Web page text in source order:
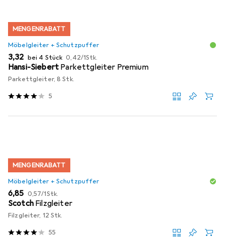
MENGENRABATT
Möbelgleiter + Schutzpuffer
EUR
3,32 bei 4 Stück EUR
0,42/1Stk.
Hansi-Siebert Parkettgleiter Premium
Parkettgleiter, 8 Stk.
5
MENGENRABATT
Möbelgleiter + Schutzpuffer
EUR
6,85 EUR
0,57/1Stk.
Scotch Filzgleiter
Filzgleiter, 12 Stk.
55